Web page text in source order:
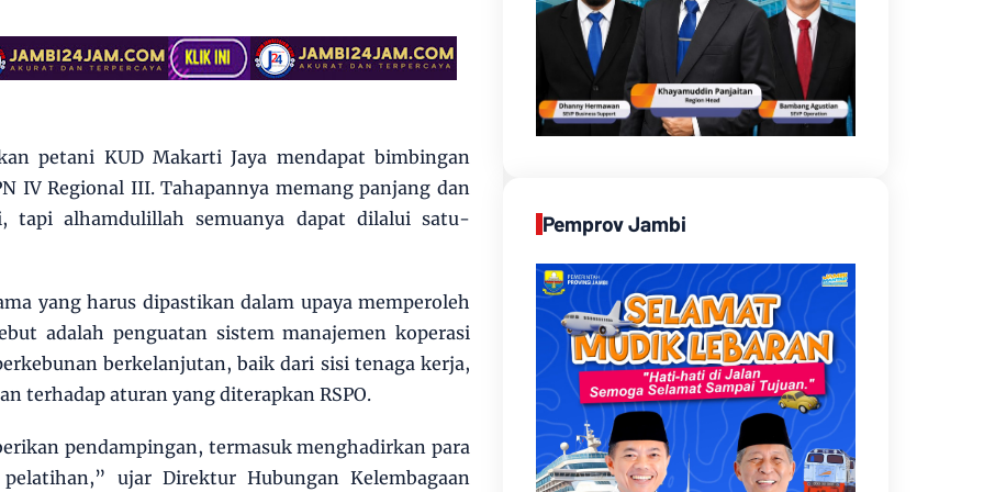
petani KUD Makarti Jaya mendapat bimbingan
IV Regional III. Tahapannya memang panjang dan
tapi alhamdulillah semuanya dapat dilalui satu-
yang harus dipastikan dalam upaya memperoleh
adalah penguatan sistem manajemen koperasi
berkelanjutan, baik dari sisi tenaga kerja,
terhadap aturan yang diterapkan RSPO.
pendampingan, termasuk menghadirkan para
ujar Direktur Hubungan Kelembagaan
Pemprov Jambi